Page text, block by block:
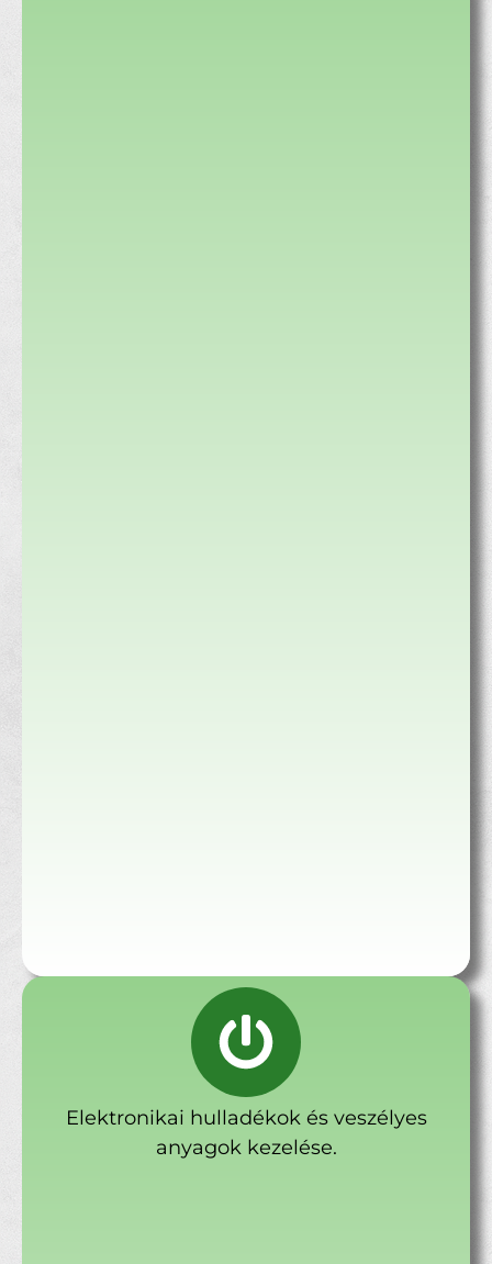
Elektronikai hulladékok és veszélyes
anyagok kezelése.